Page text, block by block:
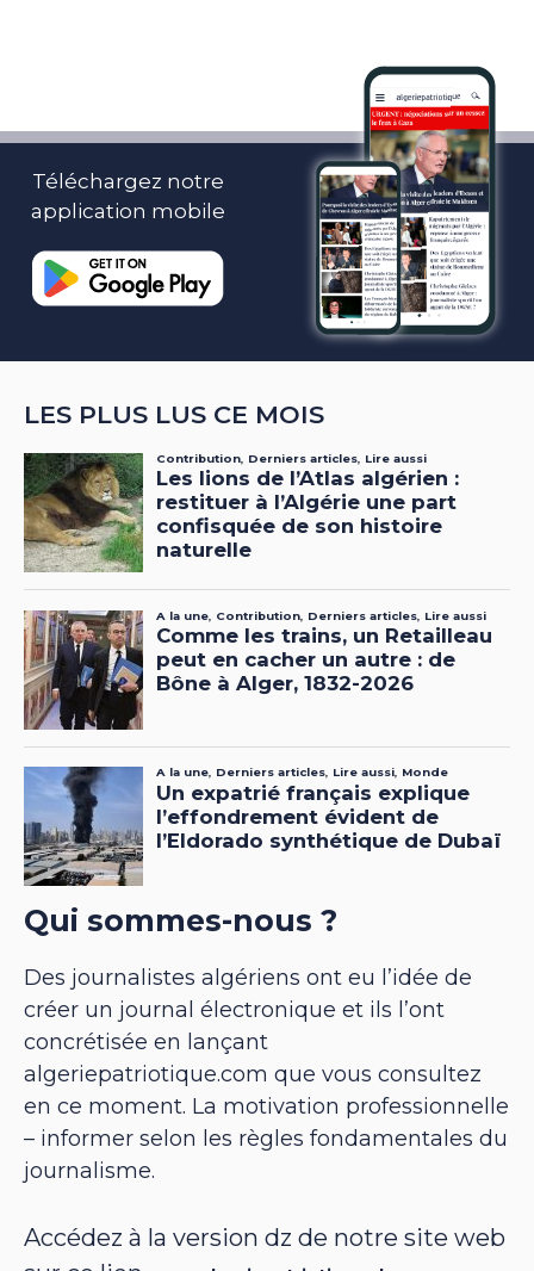
Téléchargez notre
application mobile
LES PLUS LUS CE MOIS
Qui sommes-nous ?
Des journalistes algériens ont eu l’idée de
créer un journal électronique et ils l’ont
concrétisée en lançant
algeriepatriotique.com que vous consultez
en ce moment. La motivation professionnelle
– informer selon les règles fondamentales du
journalisme.
Accédez à la version dz de notre site web